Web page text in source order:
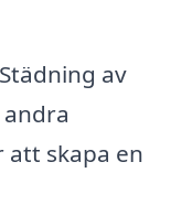
Städning av
skapa en